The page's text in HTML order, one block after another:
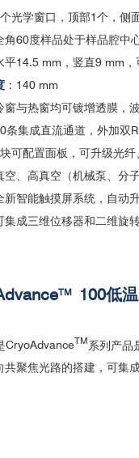
个光学窗口，顶部1个，侧
角60度样品处于样品腔中
平14.5 mm，竖直9 mm
：140 mm
窗与热窗均可镀增透膜，
条集成直流通道，外加双
块可配置面板，可升级光纤
空、高真空（机械泵、分
新智能触摸屏系统，自动
集成三维位移器和二维旋
TM 100低
CryoAdvanceTM系列产品
共聚焦光路的搭建，可集
缘体相变中由场
耳斯异质结
Single Defect Light-
Interlayer Exciton
Nanocavity
Unusual Exciton-
Letters;
Polarized Exciton
Lithographically
Letters; Direct
大学